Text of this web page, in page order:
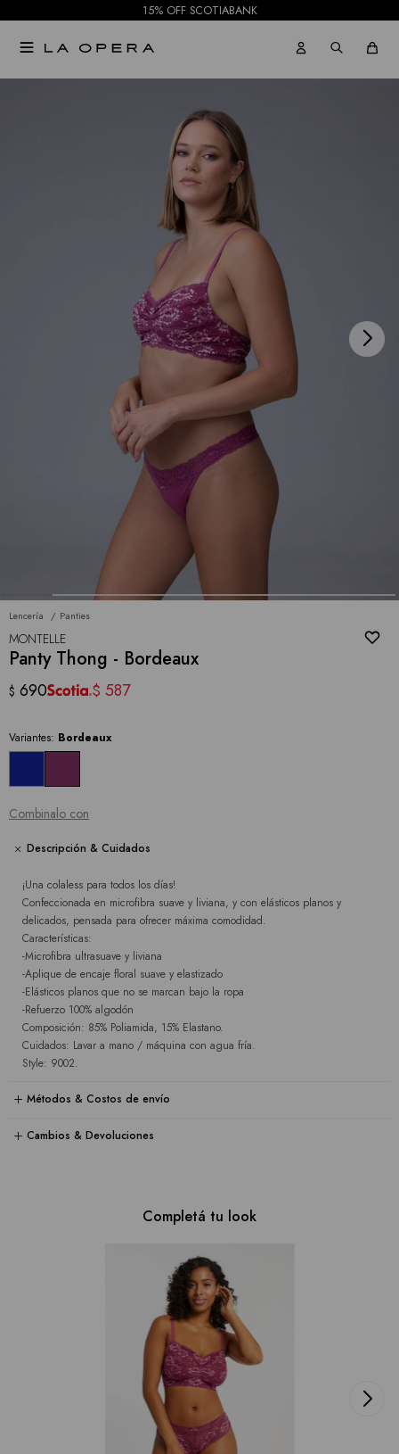
15% OFF SCOTIABANK

Lencería Panties
MONTELLE
Panty Thong - Bordeaux
$ 690 $ 587
Variantes: Bordeaux
Combinalo con
Descripción & Cuidados
¡Una colaless para todos los días!
Confeccionada en microfibra suave y liviana, y con elásticos planos y
delicados, pensada para ofrecer máxima comodidad.
Características:
-Microfibra ultrasuave y liviana
-Aplique de encaje floral suave y elastizado
-Elásticos planos que no se marcan bajo la ropa
-Refuerzo 100% algodón
Composición: 85% Poliamida, 15% Elastano.
Cuidados: Lavar a mano / máquina con agua fría.
Style: 9002.
Métodos & Costos de envío
Cambios & Devoluciones
Completá tu look